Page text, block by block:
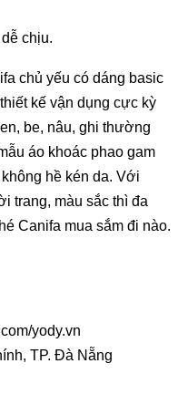
chịu.
chủ yếu có dáng basic
kế vận dụng cực kỳ
be, nâu, ghi thường
áo khoác phao gam
hề kén da. Với
trang, màu sắc thì đa
Canifa mua sắm đi nào.
yody.vn
TP. Đà Nẵng